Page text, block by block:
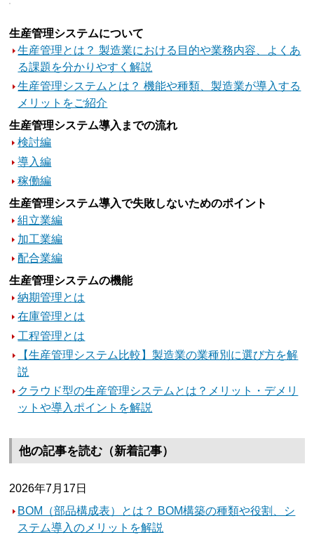
生産管理システムについて
生産管理とは？ 製造業における目的や業務内容、よくあ
る課題を分かりやすく解説
生産管理システムとは？ 機能や種類、製造業が導入する
メリットをご紹介
生産管理システム導入までの流れ
検討編
導入編
稼働編
生産管理システム導入で失敗しないためのポイント
組立業編
加工業編
配合業編
生産管理システムの機能
納期管理とは
在庫管理とは
工程管理とは
【生産管理システム比較】製造業の業種別に選び方を解
説
クラウド型の生産管理システムとは？メリット・デメリ
ットや導入ポイントを解説
他の記事を読む（新着記事）
2026年7月17日
BOM（部品構成表）とは？ BOM構築の種類や役割、シ
ステム導入のメリットを解説